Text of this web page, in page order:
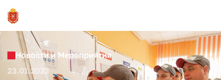
Новости и Мероприятия
23.01.2023